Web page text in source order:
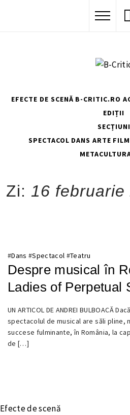
EFECTE DE SCENĂ B-CRITIC.RO
EDIȚII
SECȚIUNI
SPECTACOL DANS ARTE FILM
FEBRUARIE 16
Zi: 16 februarie
#Dans #Spectacol #Teatru
Despre musical în
Ladies of Perpetual
16
FEBRUARIE
2018
UN ARTICOL DE ANDREI BULBOACĂ
spectacolul de musical are săli pline,
succese fulminante, în România, la
de […]
Efecte de scenă